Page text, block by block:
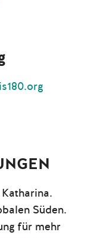
Süden.
für mehr